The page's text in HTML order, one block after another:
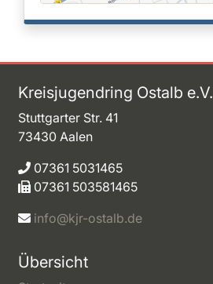
Kreisjugendring Ostalb e.V.
Stuttgarter Str. 41
73430 Aalen
07361 5031465
07361 503581465
info@kjr-ostalb.de
Übersicht